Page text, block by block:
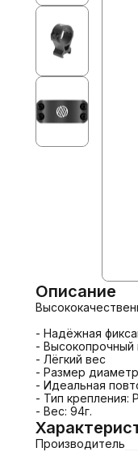
Описание
- Надёжная
- Высокопрочный
- Лёгкий вес
- Размер
- Идеальная
- Тип крепления:
- Вес: 94г.
Производитель